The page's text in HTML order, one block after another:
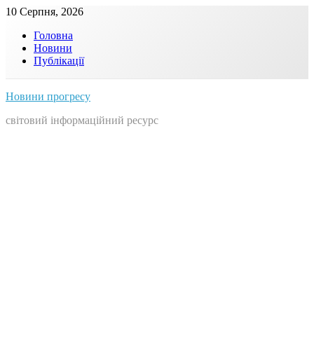
Skip
content
10 Серпня, 2026
Головна
Новини
Публікації
Новини прогресу
світовий інформаційний ресурс